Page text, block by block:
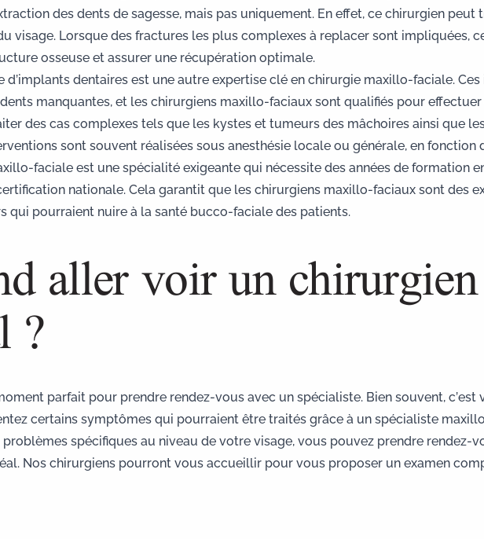
des dents de sagesse, mais pas uniquement. En effet, ce chirurgien peut
visage. Lorsque des fractures les plus complexes à replacer sont impliquées,
osseuse et assurer une récupération optimale.
d’implants dentairesest une autre expertise clé en chirurgie maxillo-faciale.
manquantes, et les chirurgiens maxillo-faciaux sont qualifiés pour
des cas complexes tels que les kystes et tumeurs des mâchoires ainsi que
sont souvent réalisées sous anesthésie locale ou générale, en
faciale est une spécialité exigeante qui nécessite des années de formation
nationale. Cela garantit que les chirurgiens maxillo-faciaux sont des
qui pourraient nuire à la santé bucco-faciale des patients.
aller voir un
parfait pour prendre rendez-vous avec un spécialiste. Bien souvent,
certains symptômes qui pourraient être traités grâce à un spécialiste
spécifiques au niveau de votre visage, vous pouvez prendre rendez-
. Nos chirurgiens pourront vous accueillir pour vous proposer un examen